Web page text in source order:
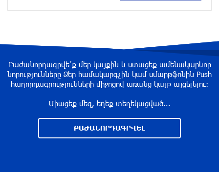
Մեքենաներից գողություններ և շորթում
հանցավոր խումբը
6 ժամ առաջ
Նոր հաղորդագրություն՝ Wildberries-ից․ ի՞նչ
Բաժանորդագրվե՛ք մեր կայքին և ստացեք ամենակարևոր
նորությունները Ձեր համակարգչին կամ սմարթֆոնին Push
հաղորդագրությունների միջոցով առանց կայք այցելելու։
Միացեք մեզ, եղեք տեղեկացված...
ԲԱԺԱՆՈՐԴԱԳՐՎԵԼ